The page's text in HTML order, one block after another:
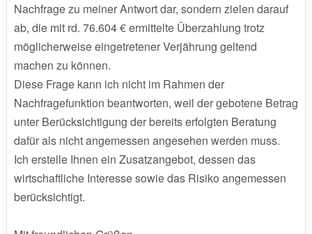
Nachfrage zu meiner Antwort dar, sondern zielen darauf
ab, die mit rd. 76.604 € ermittelte Überzahlung trotz
möglicherweise eingetretener Verjährung geltend
machen zu können.
Diese Frage kann ich nicht im Rahmen der
Nachfragefunktion beantworten, weil der gebotene Betrag
unter Berücksichtigung der bereits erfolgten Beratung
dafür als nicht angemessen angesehen werden muss.
Ich erstelle Ihnen ein Zusatzangebot, dessen das
wirtschaftliche Interesse sowie das Risiko angemessen
berücksichtigt.